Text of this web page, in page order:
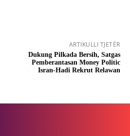
ARTIKULLI TJETËR
Dukung Pilkada Bersih, Satgas
Pemberantasan Money Politic
Isran-Hadi Rekrut Relawan